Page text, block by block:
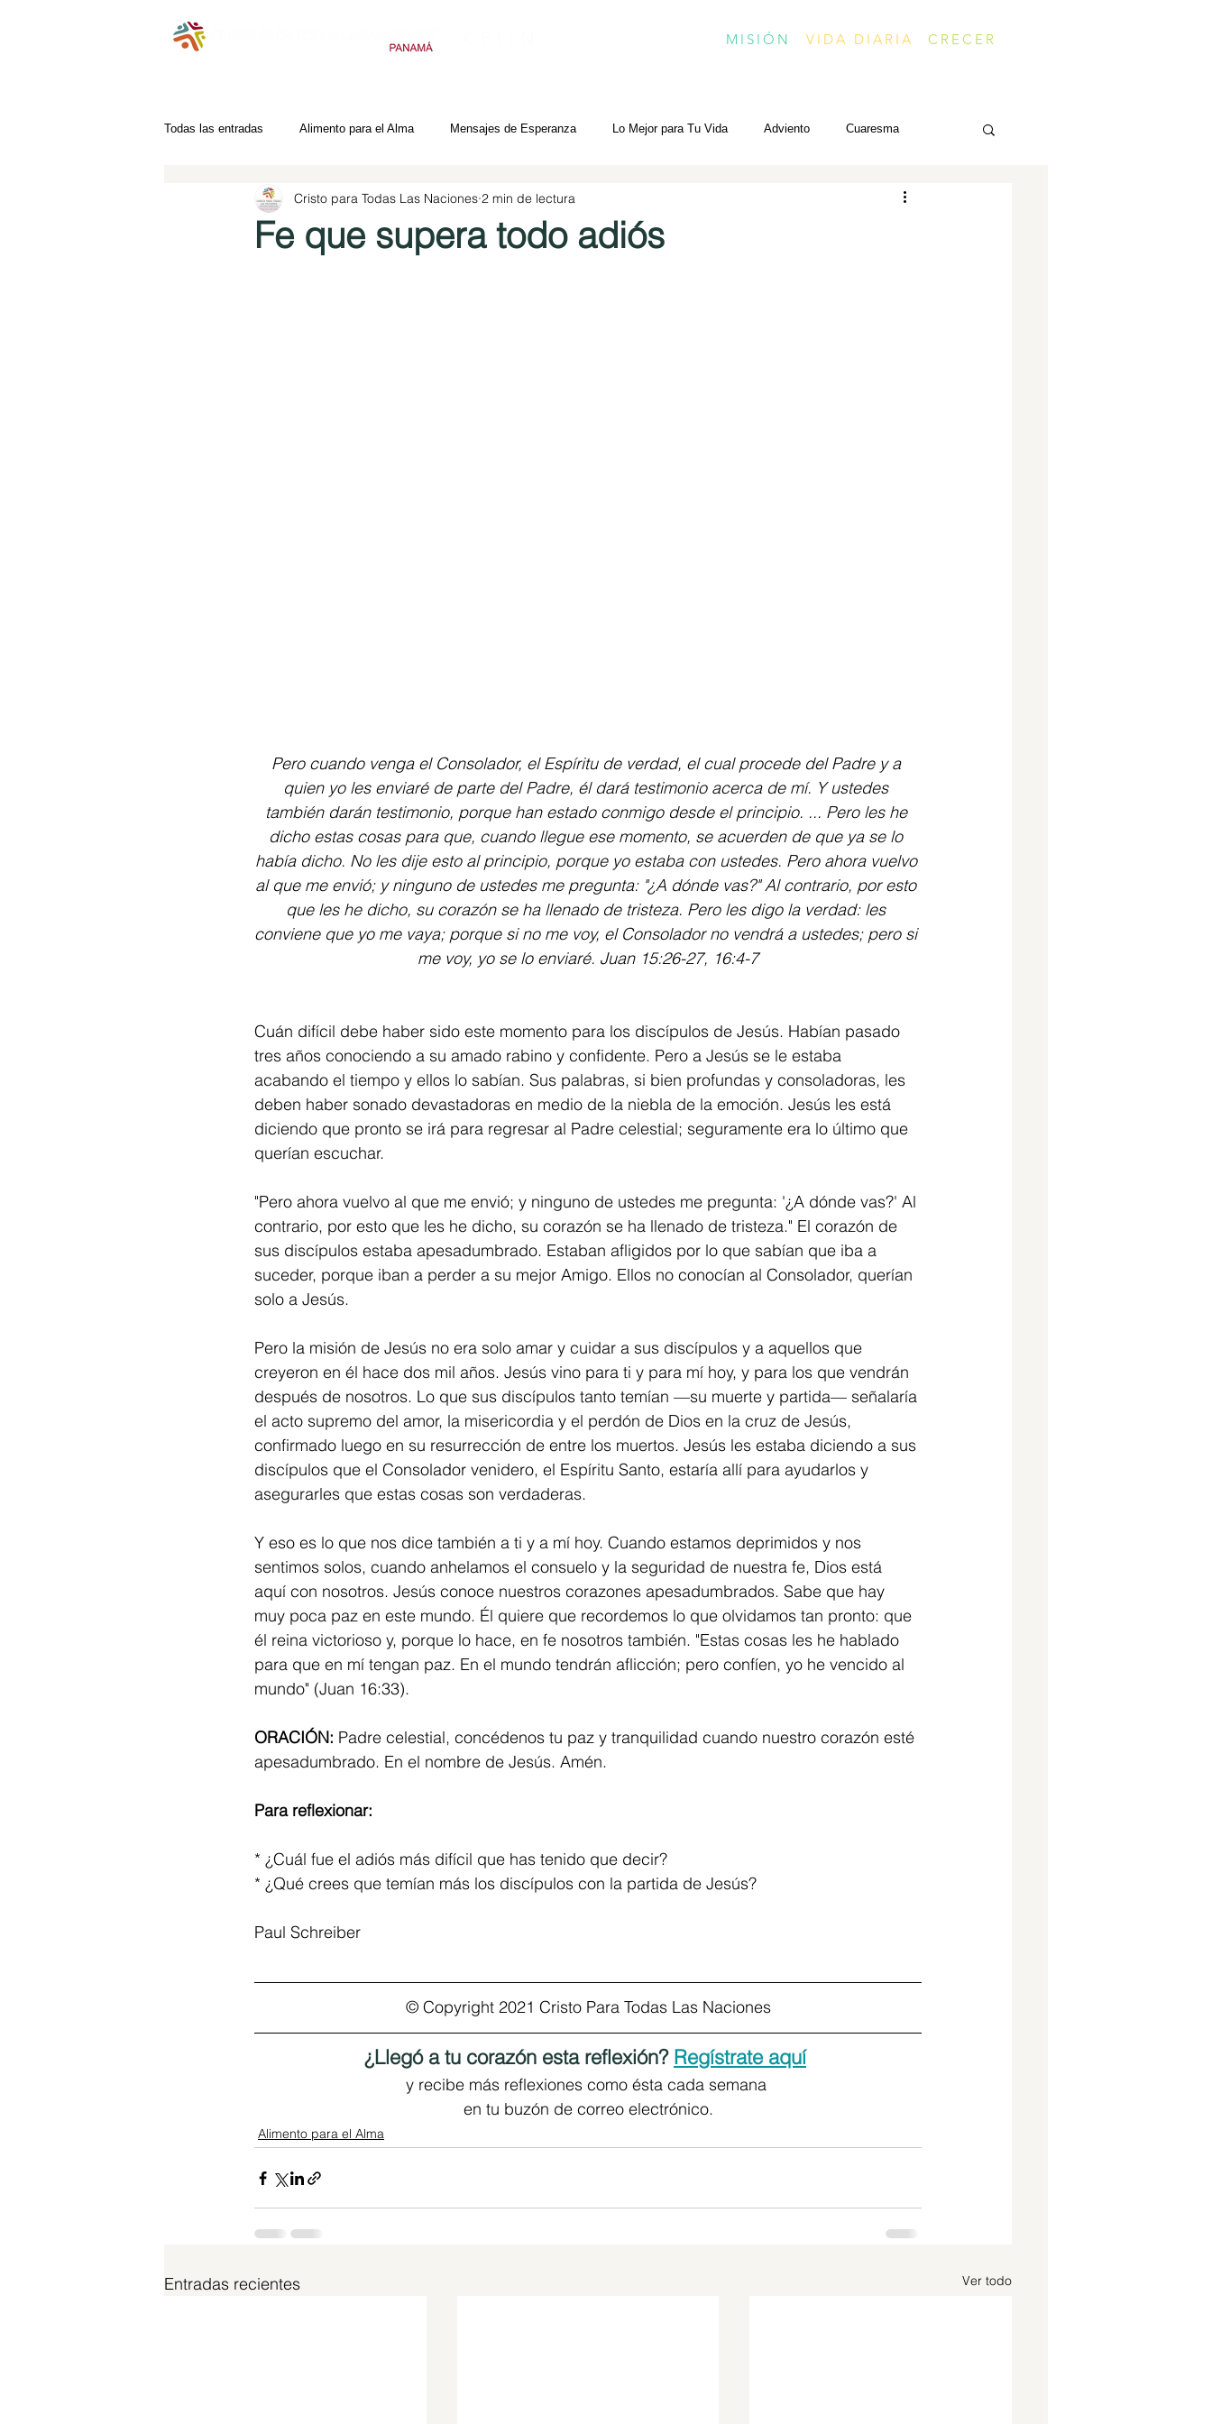
MISIÓN VIDA DIARIA CRECER
Todas las entradas Alimento para el Alma Mensajes de Esperanza Lo Mejor para Tu Vida Adviento Cuaresma
Fe que supera todo adiós
Cristo para Todas Las Naciones 2 min de lectura
Pero cuando venga el Consolador, el Espíritu de verdad, el cual procede del Padre y a
quien yo les enviaré de parte del Padre, él dará testimonio acerca de mí. Y ustedes
también darán testimonio, porque han estado conmigo desde el principio. ... Pero les he
dicho estas cosas para que, cuando llegue ese momento, se acuerden de que ya se lo
había dicho. No les dije esto al principio, porque yo estaba con ustedes. Pero ahora vuelvo
al que me envió; y ninguno de ustedes me pregunta: "¿A dónde vas?" Al contrario, por esto
que les he dicho, su corazón se ha llenado de tristeza. Pero les digo la verdad: les
conviene que yo me vaya; porque si no me voy, el Consolador no vendrá a ustedes; pero si
me voy, yo se lo enviaré. Juan 15:26-27, 16:4-7
Cuán difícil debe haber sido este momento para los discípulos de Jesús. Habían pasado
tres años conociendo a su amado rabino y confidente. Pero a Jesús se le estaba
acabando el tiempo y ellos lo sabían. Sus palabras, si bien profundas y consoladoras, les
deben haber sonado devastadoras en medio de la niebla de la emoción. Jesús les está
diciendo que pronto se irá para regresar al Padre celestial; seguramente era lo último que
querían escuchar.
"Pero ahora vuelvo al que me envió; y ninguno de ustedes me pregunta: '¿A dónde vas?' Al
contrario, por esto que les he dicho, su corazón se ha llenado de tristeza." El corazón de
sus discípulos estaba apesadumbrado. Estaban afligidos por lo que sabían que iba a
suceder, porque iban a perder a su mejor Amigo. Ellos no conocían al Consolador, querían
solo a Jesús.
Pero la misión de Jesús no era solo amar y cuidar a sus discípulos y a aquellos que
creyeron en él hace dos mil años. Jesús vino para ti y para mí hoy, y para los que vendrán
después de nosotros. Lo que sus discípulos tanto temían —su muerte y partida— señalaría
el acto supremo del amor, la misericordia y el perdón de Dios en la cruz de Jesús,
confirmado luego en su resurrección de entre los muertos. Jesús les estaba diciendo a sus
discípulos que el Consolador venidero, el Espíritu Santo, estaría allí para ayudarlos y
asegurarles que estas cosas son verdaderas.
Y eso es lo que nos dice también a ti y a mí hoy. Cuando estamos deprimidos y nos
sentimos solos, cuando anhelamos el consuelo y la seguridad de nuestra fe, Dios está
aquí con nosotros. Jesús conoce nuestros corazones apesadumbrados. Sabe que hay
muy poca paz en este mundo. Él quiere que recordemos lo que olvidamos tan pronto: que
él reina victorioso y, porque lo hace, en fe nosotros también. "Estas cosas les he hablado
para que en mí tengan paz. En el mundo tendrán aflicción; pero confíen, yo he vencido al
mundo" (Juan 16:33).
ORACIÓN: Padre celestial, concédenos tu paz y tranquilidad cuando nuestro corazón esté
apesadumbrado. En el nombre de Jesús. Amén.
Para reflexionar:
* ¿Cuál fue el adiós más difícil que has tenido que decir?
* ¿Qué crees que temían más los discípulos con la partida de Jesús?
Paul Schreiber
© Copyright 2021 Cristo Para Todas Las Naciones
¿Llegó a tu corazón esta reflexión? Regístrate aquí
y recibe más reflexiones como ésta cada semana
en tu buzón de correo electrónico.
Alimento para el Alma
Entradas recientes Ver todo